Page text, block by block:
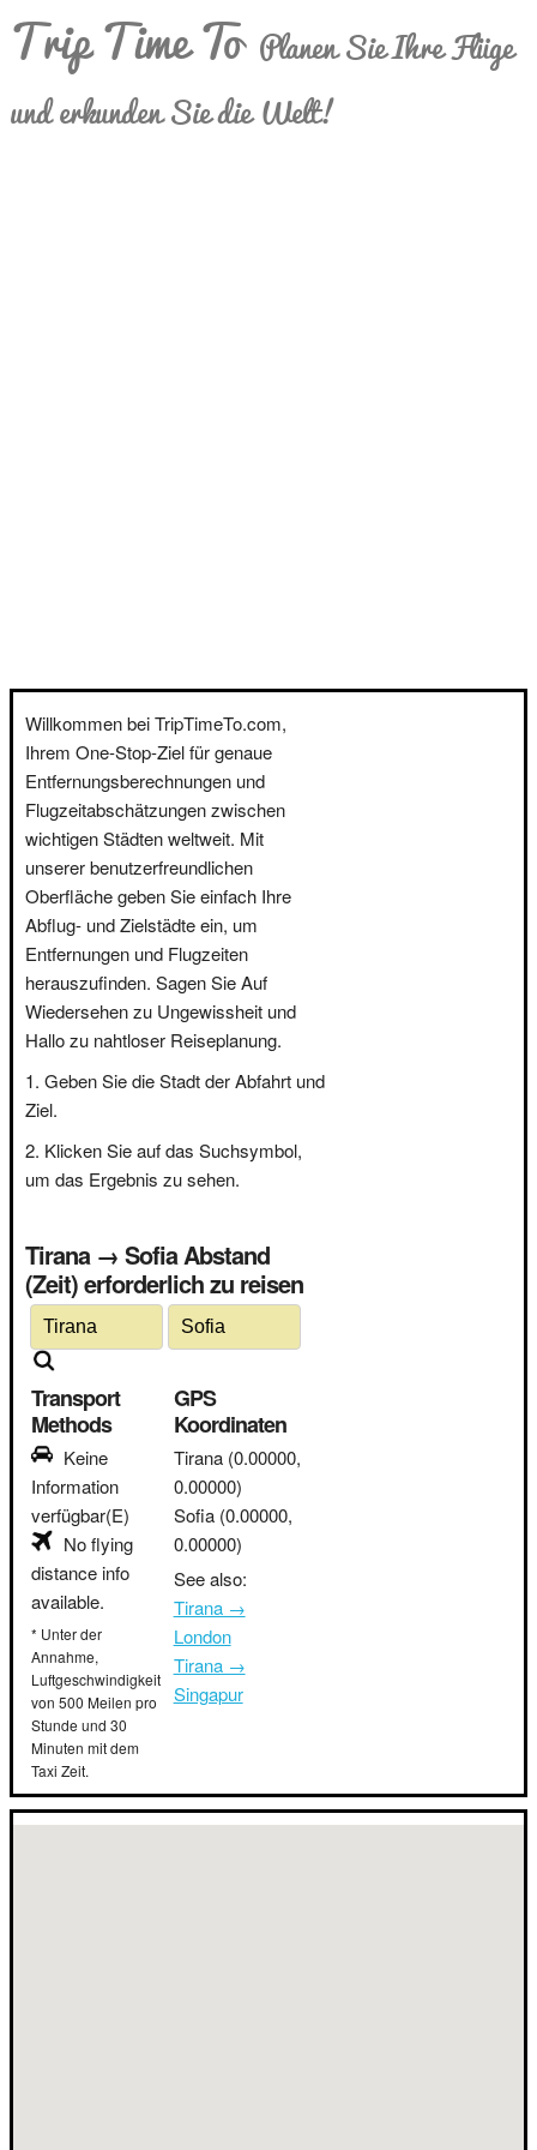
Trip Time To Planen Sie Ihre Flüge
und erkunden Sie die Welt!
Willkommen bei TripTimeTo.com,
Ihrem One-Stop-Ziel für genaue
Entfernungsberechnungen und
Flugzeitabschätzungen zwischen
wichtigen Städten weltweit. Mit
unserer benutzerfreundlichen
Oberfläche geben Sie einfach Ihre
Abflug- und Zielstädte ein, um
Entfernungen und Flugzeiten
herauszufinden. Sagen Sie Auf
Wiedersehen zu Ungewissheit und
Hallo zu nahtloser Reiseplanung.
Geben Sie die Stadt der Abfahrt und
Ziel.
Klicken Sie auf das Suchsymbol,
um das Ergebnis zu sehen.
Tirana → Sofia Abstand
(Zeit) erforderlich zu reisen
Transport
Methods
Keine
Information
verfügbar(E)
No flying
distance info
available.
* Unter der
Annahme,
Luftgeschwindigkeit
von 500 Meilen pro
Stunde und 30
Minuten mit dem
Taxi Zeit.
GPS
Koordinaten
Tirana (0.00000,
0.00000)
Sofia (0.00000,
0.00000)
See also:
Tirana →
London
Tirana →
Singapur